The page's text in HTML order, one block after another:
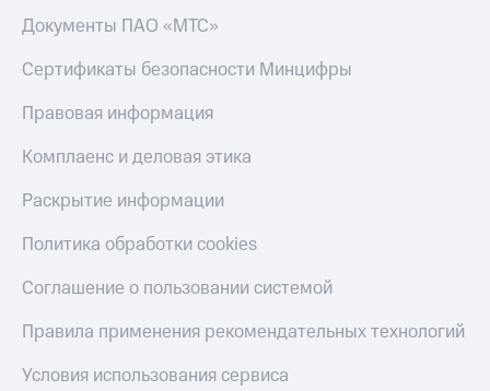
Документы ПАО «МТС»
Сертификаты безопасности Минцифры
Правовая информация
Комплаенс и деловая этика
Раскрытие информации
Политика обработки cookies
Соглашение о пользовании системой
Правила применения рекомендательных технологий
Условия использования сервиса